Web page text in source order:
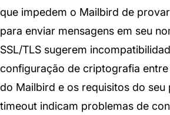
que impedem o Mailbird de
para enviar mensagens em seu
SSL/TLS sugerem
configuração de criptografia
do Mailbird e os requisitos do
timeout indicam problemas de